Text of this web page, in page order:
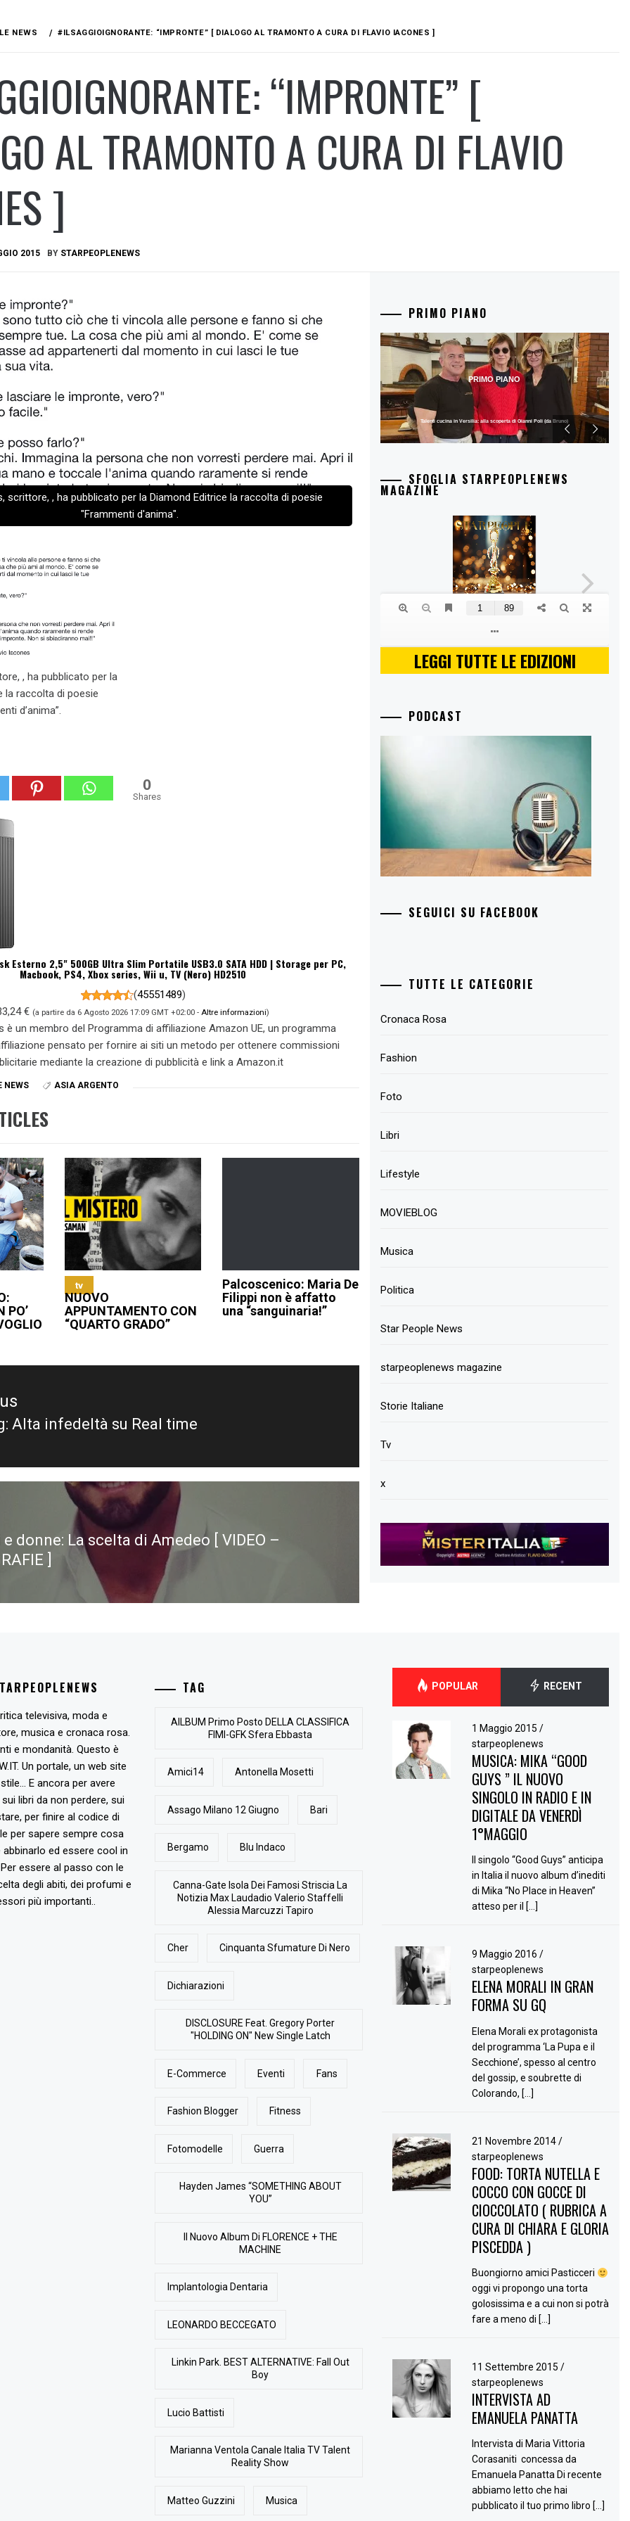
NEWS #ILSAGGIOIGNORANTE: “IMPRONTE” [ DIALOGO AL TRAMONTO A CURA DI FLAVIO IACONES ]
“IMPRONTE” [
AL TRAMONTO A CURA DI FLAVIO
]
2015 BY STARPEOPLENEWS
scrittore, , ha pubblicato per la Diamond Editrice la raccolta di poesie
"Frammenti d'anima".
, ha pubblicato per la
la raccolta di poesie
d’anima”.
0
Shares
Esterno 2,5" 500GB Ultra Slim Portatile USB3.0 SATA HDD | Storage per PC,
Macbook, PS4, Xbox series, Wii u, TV (Nero) HD2510
(45551489)
€ (a partire da 6 Agosto 2026 17:09 GMT +02:00 -Altre informazioni)
è un membro del Programma di affiliazione Amazon UE, un programma
pensato per fornire ai siti un metodo per ottenere commissioni
mediante la creazione di pubblicità e link a Amazon.it
NEWS ASIA ARGENTO
PO’
tv
NUOVO
APPUNTAMENTO CON
“QUARTO GRADO”
Palcoscenico: Maria De
Filippi non è affatto
una “sanguinaria!”
Alta infedeltà su Real time
donne: La scelta di Amedeo [ VIDEO –
]
PRIMO PIANO
Talenti cucina in Versilia: alla scoperta di Gianni Poli (da Bruno)
PRIMO PIANO
SFOGLIA STARPEOPLENEWS
MAGAZINE
LEGGI TUTTE LE EDIZIONI
PODCAST
SEGUICI SU FACEBOOK
TUTTE LE CATEGORIE
Cronaca Rosa
Fashion
Foto
Libri
Lifestyle
MOVIEBLOG
Musica
Politica
Star People News
starpeoplenews magazine
Storie Italiane
Tv
x
televisiva, moda e
musica e cronaca rosa.
e mondanità. Questo è
Un portale, un web site
E ancora per avere
libri da non perdere, sui
per finire al codice di
per sapere sempre cosa
ed essere cool in
essere al passo con le
degli abiti, dei profumi e
più importanti..
TAG
AlLBUM Primo Posto DELLA CLASSIFICA
FIMI-GFK Sfera Ebbasta
Amici14 Antonella Mosetti
Assago Milano 12 Giugno Bari
Bergamo Blu Indaco
Canna-Gate Isola Dei Famosi Striscia La
Notizia Max Laudadio Valerio Staffelli
Alessia Marcuzzi Tapiro
Cher Cinquanta Sfumature Di Nero
Dichiarazioni
DISCLOSURE Feat. Gregory Porter
"HOLDING ON" New Single Latch
E-Commerce Eventi Fans
Fashion Blogger Fitness
Fotomodelle Guerra
Hayden James “SOMETHING ABOUT
YOU”
Il Nuovo Album Di FLORENCE + THE
MACHINE
Implantologia Dentaria
LEONARDO BECCEGATO
Linkin Park. BEST ALTERNATIVE: Fall Out
Boy
Lucio Battisti
Marianna Ventola Canale Italia TV Talent
Reality Show
Matteo Guzzini Musica
POPULAR RECENT
1 Maggio 2015 /
starpeoplenews
MUSICA: MIKA “GOOD
GUYS ” IL NUOVO
SINGOLO IN RADIO E IN
DIGITALE DA VENERDÌ
1°MAGGIO
Il singolo “Good Guys” anticipa
in Italia il nuovo album d’inediti
di Mika “No Place in Heaven”
atteso per il […]
9 Maggio 2016 /
starpeoplenews
ELENA MORALI IN GRAN
FORMA SU GQ
Elena Morali ex protagonista
del programma ‘La Pupa e il
Secchione’, spesso al centro
del gossip, e soubrette di
Colorando, […]
21 Novembre 2014/
starpeoplenews
FOOD: TORTA NUTELLA E
COCCO CON GOCCE DI
CIOCCOLATO ( RUBRICA A
CURA DI CHIARA E GLORIA
PISCEDDA )
Buongiorno amici Pasticceri
oggi vi propongo una torta
golosissima e a cui non si potrà
fare a meno di […]
11 Settembre 2015 /
starpeoplenews
INTERVISTA AD
EMANUELA PANATTA
Intervista di Maria Vittoria
Corasaniti concessa da
Emanuela Panatta Di recente
abbiamo letto che hai
pubblicato il tuo primo libro […]